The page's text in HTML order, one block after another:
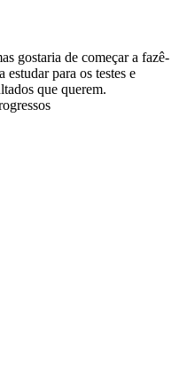
gostaria de começar a fazê-
para os testes e
que querem.